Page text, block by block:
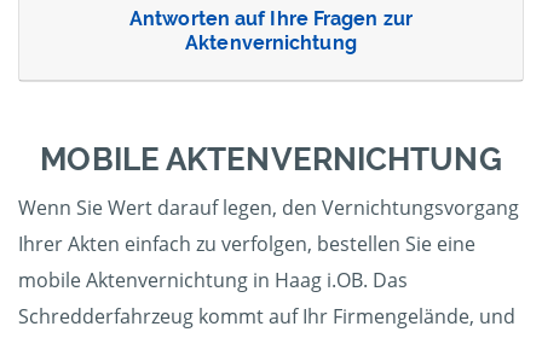
Antworten auf Ihre Fragen zur
Aktenvernichtung
MOBILE AKTENVERNICHTUNG
Wenn Sie Wert darauf legen, den Vernichtungsvorgang
Ihrer Akten einfach zu verfolgen, bestellen Sie eine
mobile Aktenvernichtung in Haag i.OB. Das
Schredderfahrzeug kommt auf Ihr Firmengelände, und